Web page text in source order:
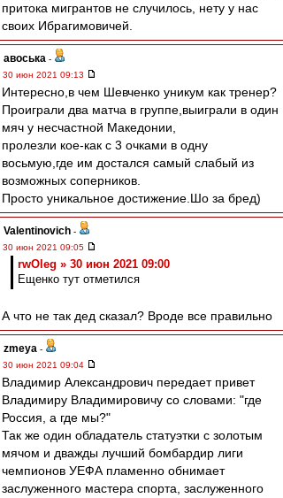
притока мигрантов не случилось, нету у нас
своих Ибрагимовичей.
авоська -
30 июн 2021 09:13
Интересно,в чем Шевченко уникум как тренер?
Проиграли два матча в группе,выиграли в один
мяч у несчастной Македонии,
пролезли кое-как с 3 очками в одну
восьмую,где им достался самый слабый из
возможных соперников.
Просто уникальное достижение.Шо за бред)
Valentinovich -
30 июн 2021 09:05
rwOleg » 30 июн 2021 09:00
Ещенко тут отметился
А что не так дед сказал? Вроде все правильно
zmeya -
30 июн 2021 09:04
Владимир Александрович передает привет
Владимиру Владимировичу со словами: "где
Россия, а где мы?"
Так же один обладатель статуэтки с золотым
мячом и дважды лучший бомбардир лиги
чемпионов УЕФА пламенно обнимает
заслуженного мастера спорта, заслуженного